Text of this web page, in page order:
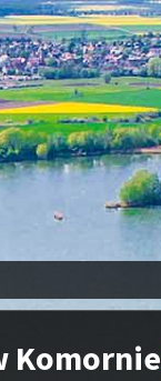
Komornie